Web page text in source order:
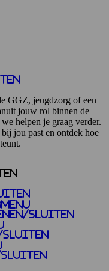
GGZ, jeugdzorg of een
jouw rol binnen de
helpen je graag verder.
jou past en ontdek hoe
sluiten
sluiten
sluiten